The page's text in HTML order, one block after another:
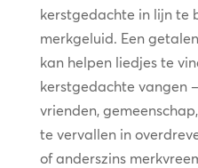
kerstgedachte in lijn te
merkgeluid. Een
kan helpen liedjes te
kerstgedachte vangen
vrienden,
te vervallen in
of anderszins